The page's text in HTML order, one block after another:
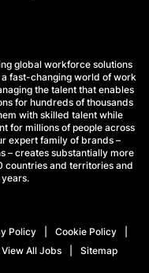
global workforce solutions
fast-changing world of work
the talent that enables
for hundreds of thousands
with skilled talent while
for millions of people across
expert family of brands –
– creates substantially more
countries and territories and
Policy Cookie Policy
View All Jobs Sitemap